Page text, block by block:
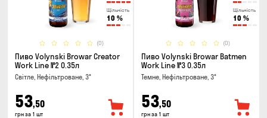
Щільність
10 %
(0)
Пиво Volynski Browar Creator
Work Line №2 0.35л
Світле, Нефільтроване, 3°
53,50
грн за 1 шт
Щільність
10 %
(0)
Пиво Volynski Browar Batmen
Work Line №3 0.35л
Темне, Нефільтроване, 3°
53,50
грн за 1 шт